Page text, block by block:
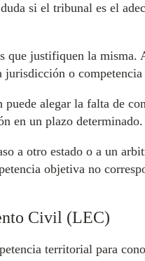
si el tribunal es el
que justifiquen la misma.
jurisdicción o
alegar la falta de
en un plazo determinado.
a otro estado o a un
objetiva no
Civil (LEC)
territorial para